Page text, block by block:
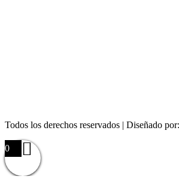
Todos los derechos reservados | Diseñado por:
0